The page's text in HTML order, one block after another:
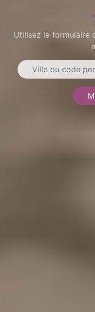
Utilisez le formulaire